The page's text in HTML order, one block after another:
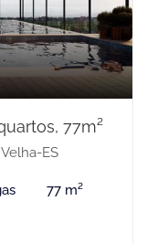
77m²
ES
77 m²